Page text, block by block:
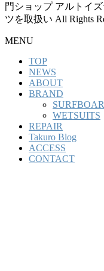
門ショップ アルトイ
ツを取扱い All Rights
MENU
TOP
NEWS
ABOUT
BRAND
WETSUITS
REPAIR
Takuro Blog
ACCESS
CONTACT